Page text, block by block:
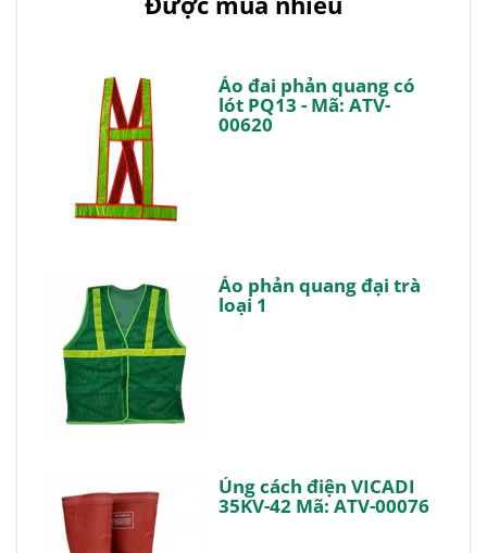
Áo đai phản quang có
lót PQ13 - Mã: ATV-
00620
Áo phản quang đại trà
loại 1
Ủng cách điện VICADI
35KV-42 Mã: ATV-00076